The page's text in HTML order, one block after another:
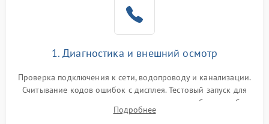
1. Диагностика и внешний осмотр
Проверка подключения к сети, водопроводу и канализации.
Считывание кодов ошибок с дисплея. Тестовый запуск для
выявления посторонних шумов, протечек или сбоев в работе
электронного модуля управления.
Подробнее